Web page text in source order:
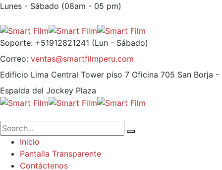
Lunes - Sábado (08am - 05 pm)
Soporte: +51912821241 (Lun - Sábado)
Correo: ventas@smartfilmperu.com
Edificio Lima Central Tower piso 7 Oficina 705 San Borja -
Espalda del Jockey Plaza
Inicio
Pantalla Transparente
Contáctenos